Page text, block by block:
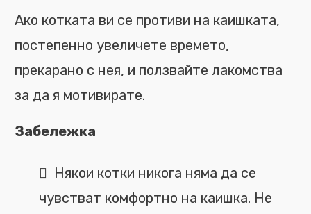
Ако котката ви се противи на каишката,
постепенно увеличете времето,
прекарано с нея, и ползвайте лакомства
за да я мотивирате.
Забележка
Някои котки никога няма да се
чувстват комфортно на каишка. Не